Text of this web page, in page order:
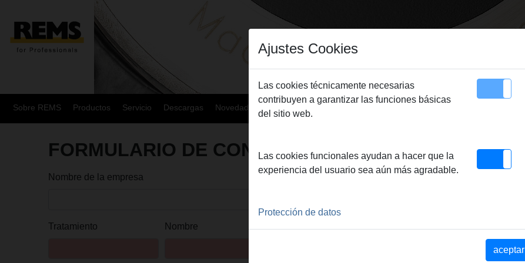
Sobre REMS Productos Servicio Descargas Novedades Sitemap Contacto
FORMULARIO DE CONTACTO
Nombre de la empresa
Tratamiento Nombre
Ajustes Cookies
Las cookies técnicamente necesarias
contribuyen a garantizar las funciones básicas
del sitio web.
Las cookies funcionales ayudan a hacer que la
experiencia del usuario sea aún más agradable.
Protección de datos
aceptar